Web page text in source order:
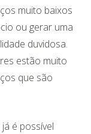
muito baixos
ou gerar uma
duvidosa.
estão muito
que são
é possível